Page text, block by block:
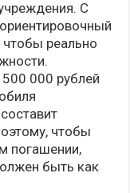
С
реально
000 рублей
чтобы
погашении,
быть как